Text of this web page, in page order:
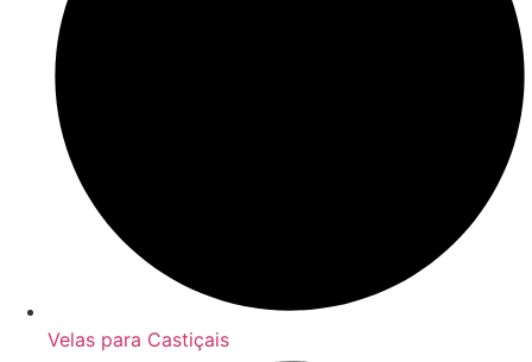
Velas para Castiçais